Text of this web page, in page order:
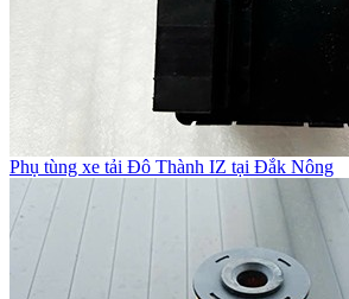
Phụ tùng xe tải Đô Thành IZ tại Đắk Nông